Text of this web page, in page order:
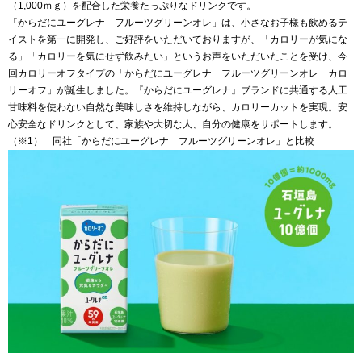
（1,000ｍｇ）を配合した栄養たっぷりなドリンクです。
「からだにユーグレナ フルーツグリーンオレ」は、小さなお子様も飲めるテ
イストを第一に開発し、ご好評をいただいておりますが、「カロリーが気にな
る」「カロリーを気にせず飲みたい」というお声をいただいたことを受け、今
回カロリーオフタイプの「からだにユーグレナ フルーツグリーンオレ カロ
リーオフ」が誕生しました。『からだにユーグレナ』ブランドに共通する人工
甘味料を使わない自然な美味しさを維持しながら、カロリーカットを実現。安
心安全なドリンクとして、家族や大切な人、自分の健康をサポートします。
（※1） 同社「からだにユーグレナ フルーツグリーンオレ」と比較